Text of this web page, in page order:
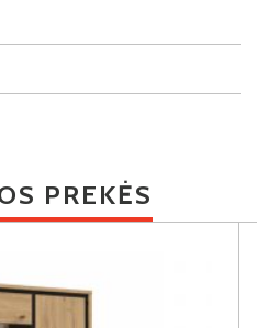
PREKĖS